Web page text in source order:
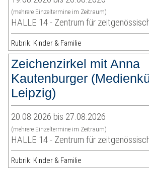
(mehrere Einzeltermine im Zeitraum)
HALLE 14 - Zentrum für
Rubrik: Kinder & Familie
Zeichenzirkel mit Anna
Kautenburger
Leipzig)
20.08.2026 bis 27.08.2026
(mehrere Einzeltermine im Zeitraum)
HALLE 14 - Zentrum für
Rubrik: Kinder & Familie